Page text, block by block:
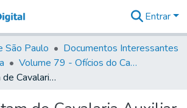
&
Coleções
Tudo na
Biblioteca
Entrar
São Paulo
Documentos Interessantes
Volume 79 - Ofícios do Capitão General Martim Lopes Lobo de Saldanha (1777)
Para o Capitam de Cavalaria Auxiliar Francisco Carneyro Lobo, Campos Gerais de Curetiba